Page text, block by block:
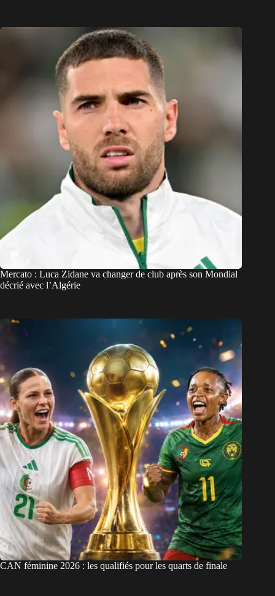
Mercato : Luca Zidane va changer de club après son Mondial
décrié avec l’Algérie
CAN féminine 2026 : les qualifiés pour les quarts de finale